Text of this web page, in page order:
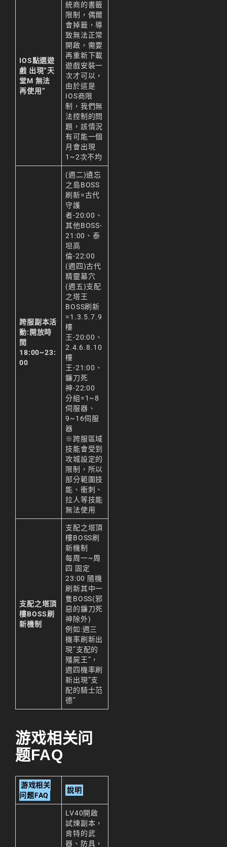
IOS點選遊
戲 出現”天
堂M 無法
再使用”
統商的書籤
限制，偶爾
會掉籤，導
致無法正常
開啟，需要
再重新下載
遊戲安裝一
次才可以，
由於這是
IOS商限
制，我們無
法控制的問
題，該情況
有可能一個
月會出現
1~2次不均
跨服副本活
動:開放時
間
18:00~23:
00
(週二)遺忘
之島BOSS
刷新=古代
守護
者-20:00、
其他BOSS-
21:00、泰
坦高
倫-22:00
(週四)古代
精靈墓穴
(週五)支配
之塔王
BOSS刷新
=1.3.5.7.9
樓
王-20:00、
2.4.6.8.10
樓
王-21:00、
鐮刀死
神-22:00
分組=1~8
伺服器、
9~16伺服
器
※跨服區域
技能會受到
攻城設定的
限制，所以
部分範圍技
能、衝刺、
拉人等技能
無法使用
支配之塔頂
樓BOSS刷
新機制
支配之塔頂
樓BOSS刷
新機制
每周一~周
四 固定
23:00 隨機
刷新其中一
隻BOSS(邪
惡的鐮刀死
神除外)
例如:週三
機率刷新出
現”支配的
殭屍王”，
週四機率刷
新出現”支
配的騎士范
德”
游戏相关问
题FAQ
游戏相关
问题FAQ
說明
LV40開啟
試煉副本，
肯特的武
器、防具，